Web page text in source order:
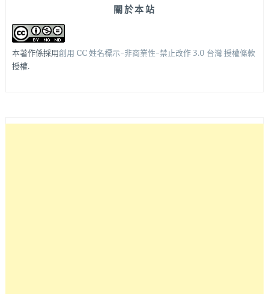
關於本站
本著作係採用創用 CC 姓名標示-非商業性-禁止改作 3.0 台灣 授權條款
授權.